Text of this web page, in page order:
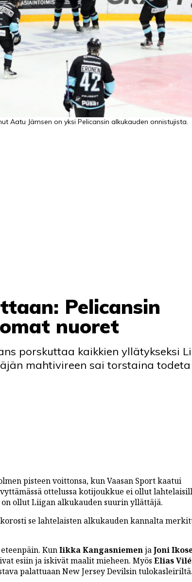
Aatu Jämsen on yksi Pelicansin alkukauden onnistujista.
Pelicansin
nuoret
porskuttaa kaikkien yllätykseksi
mahtivireen sai torstaina todeta
pisteen voittonsa, kun Vaasan Sport kaatui
ottelussa kotijoukkue ei ollut
ollut Liigan alkukauden suurin yllättäjä.
se lahtelaisten alkukauden kannalta
KunIikka KangasniemenjaJoni
esiin ja iskivät maalit mieheen. Myös Elias
palattuaan New Jersey Devilsin tulokasleiriltä.